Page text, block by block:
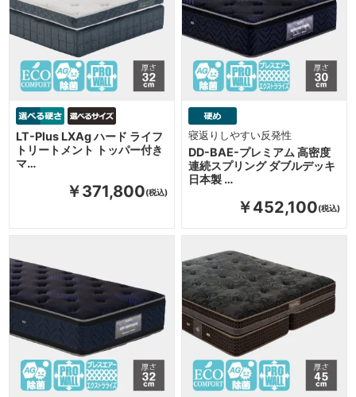
LT-Plus LXAg ハード ライフ
トリートメント トッパー付き
マ…
￥371,800
DD-BAE-プレミアム 高密度
連続スプリング ダブルデッキ
日本製 …
寝返りしやすい反発性
￥452,100